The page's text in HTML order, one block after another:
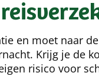
en moet naar
Krijg je de
risico voor